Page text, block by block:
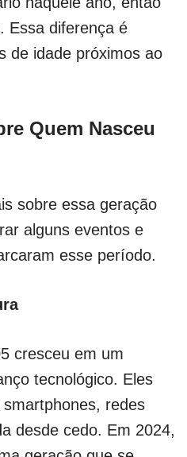
Essa diferença é
de idade próximos ao
Quem Nasceu
sobre essa geração
alguns eventos e
esse período.
cresceu em um
tecnológico. Eles
redes
desde cedo. Em 2024,